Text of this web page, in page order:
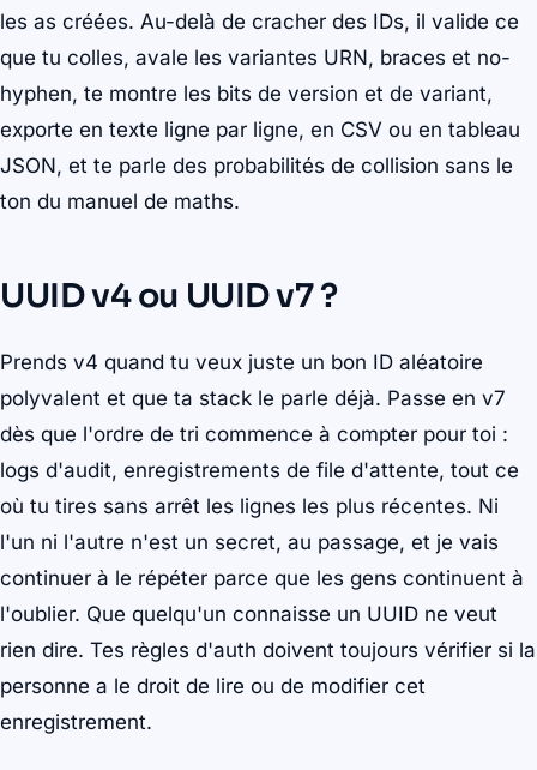
les as créées. Au-delà de cracher des IDs, il valide ce
que tu colles, avale les variantes URN, braces et no-
hyphen, te montre les bits de version et de variant,
exporte en texte ligne par ligne, en CSV ou en tableau
JSON, et te parle des probabilités de collision sans le
ton du manuel de maths.
UUID v4 ou UUID v7 ?
Prends v4 quand tu veux juste un bon ID aléatoire
polyvalent et que ta stack le parle déjà. Passe en v7
dès que l'ordre de tri commence à compter pour toi :
logs d'audit, enregistrements de file d'attente, tout ce
où tu tires sans arrêt les lignes les plus récentes. Ni
l'un ni l'autre n'est un secret, au passage, et je vais
continuer à le répéter parce que les gens continuent à
l'oublier. Que quelqu'un connaisse un UUID ne veut
rien dire. Tes règles d'auth doivent toujours vérifier si la
personne a le droit de lire ou de modifier cet
enregistrement.